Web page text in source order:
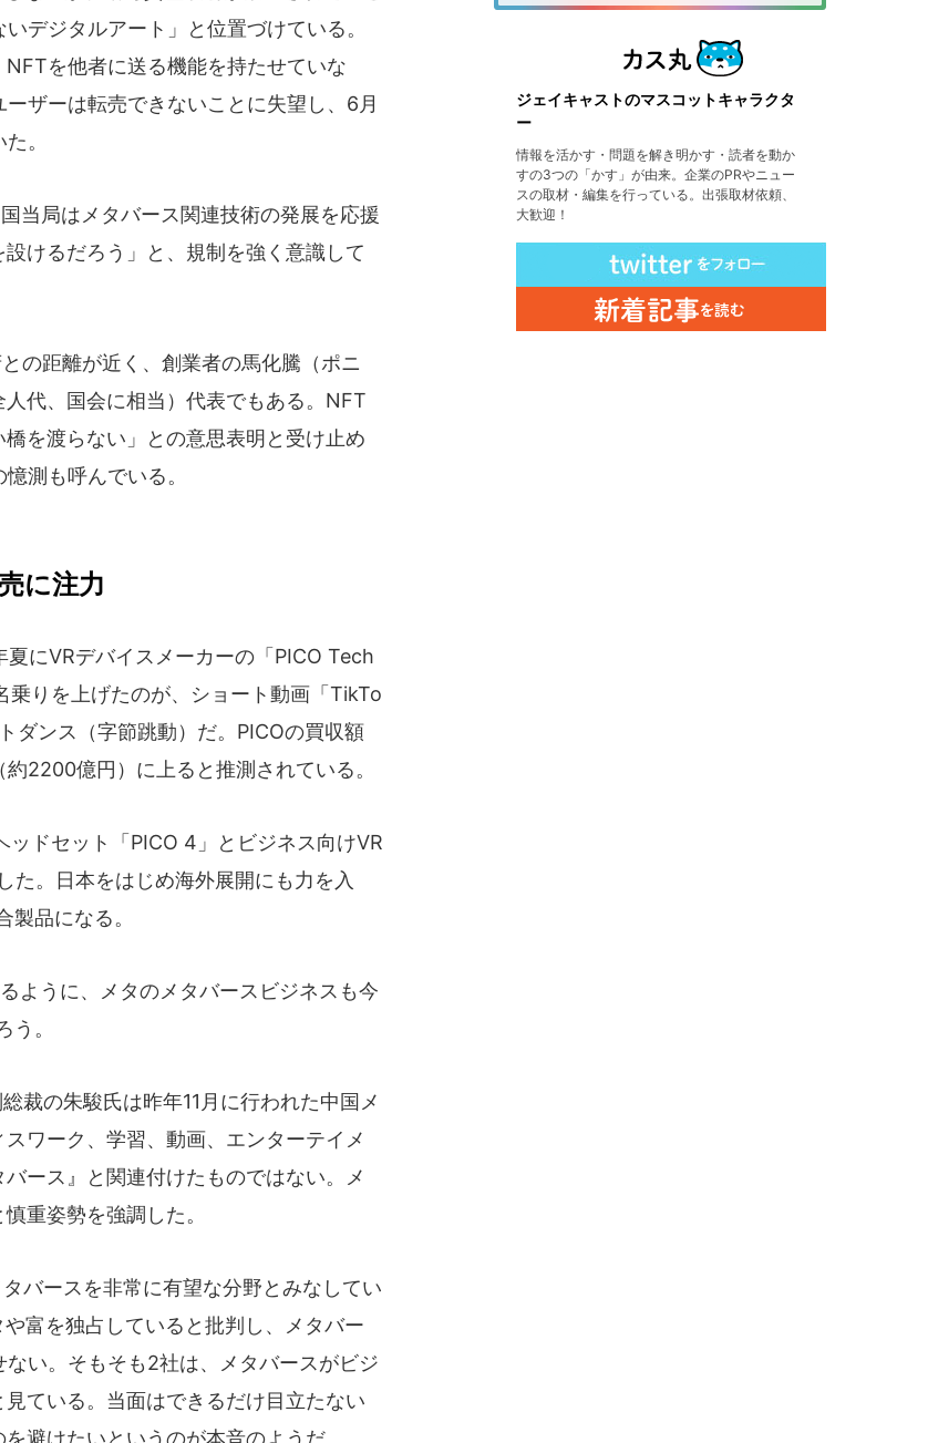
デジタルアート」と位置づけている。
を他者に送る機能を持たせていな
ザーは転売できないことに失望し、6月
。
当局はメタバース関連技術の発展を応援
けるだろう」と、規制を強く意識して
の距離が近く、創業者の馬化騰（ポニ
代、国会に相当）代表でもある。NFT
を渡らない」との意思表明と受け止め
測も呼んでいる。
に注力
にVRデバイスメーカーの「PICO Tech
りを上げたのが、ショート動画「TikTo
ダンス（字節跳動）だ。PICOの買収額
2200億円）に上ると推測されている。
ドセット「PICO 4」とビジネス向けVR
。日本をはじめ海外展開にも力を入
品になる。
ように、メタのメタバースビジネスも今
。
裁の朱駿氏は昨年11月に行われた中国メ
ワーク、学習、動画、エンターテイメ
ース』と関連付けたものではない。メ
重姿勢を強調した。
バースを非常に有望な分野とみなしてい
富を独占していると批判し、メタバー
い。そもそも2社は、メタバースがビジ
ている。当面はできるだけ目立たない
避けたいというのが本音のようだ。
ジェイキャストのマスコットキャラクタ
ー
情報を活かす・問題を解き明かす・読者を動か
すの3つの「かす」が由来。企業のPRやニュー
スの取材・編集を行っている。出張取材依頼、
大歓迎！